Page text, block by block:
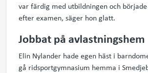
var färdig med utbildningen och
efter examen, säger hon glatt.
Jobbat på avlastningshem
Elin Nylander hade egen häst i
gå ridsportgymnasium hemma i